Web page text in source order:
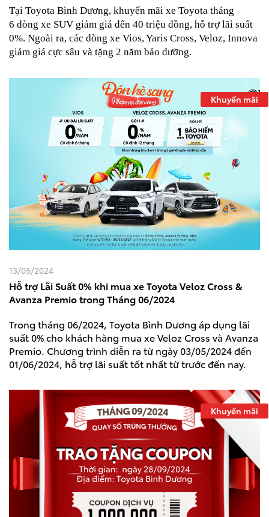
Tại Toyota Bình Dương, khuyến mãi xe Toyota tháng
6 dòng xe SUV giảm giá đến 40 triệu đồng, hỗ trợ lãi suất
0%. Ngoài ra, các dòng xe Vios, Yaris Cross, Veloz, Innova
giảm giá cực sâu và tặng 2 năm bảo dưỡng.
Khuyến mãi
13/05/2024
Hỗ trợ Lãi Suất 0% khi mua xe Toyota Veloz Cross &
Avanza Premio trong Tháng 06/2024
Trong tháng 06/2024, Toyota Bình Dương áp dụng lãi
suất 0% cho khách hàng mua xe Veloz Cross và Avanza
Premio. Chương trình diễn ra từ ngày 03/05/2024 đến
01/06/2024, hỗ trợ lãi suất tốt nhất từ trước đến nay.
Khuyến mãi